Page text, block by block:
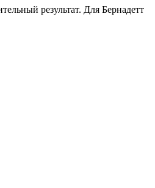
результат. Для Бернадетт